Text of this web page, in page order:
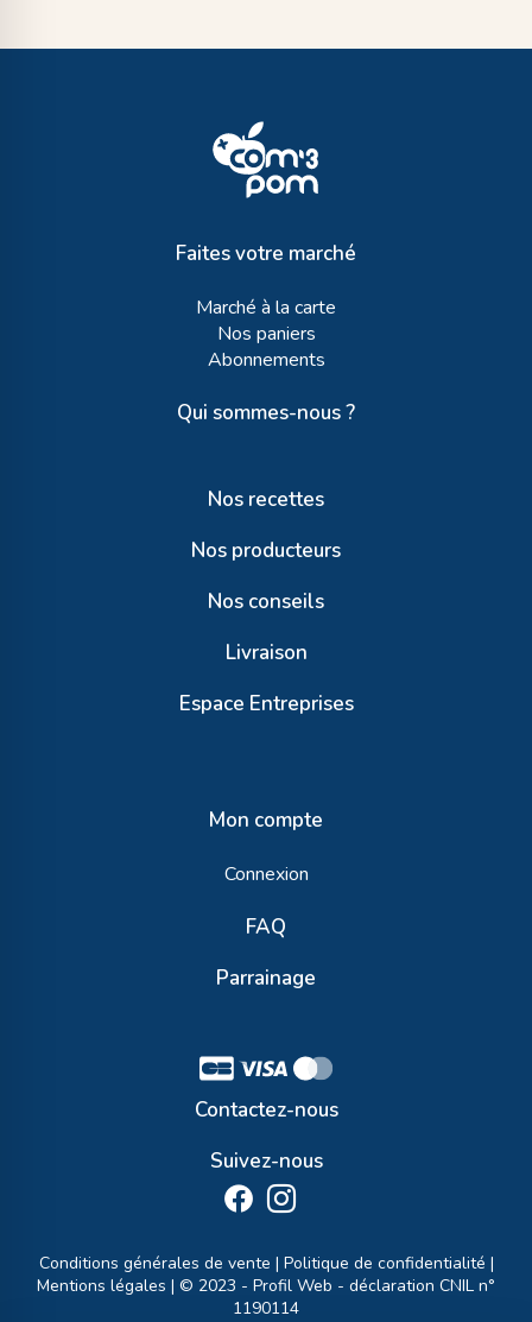
Faites votre marché
Marché à la carte
Nos paniers
Abonnements
Qui sommes-nous ?
Nos recettes
Nos producteurs
Nos conseils
Livraison
Espace Entreprises
Mon compte
Connexion
FAQ
Parrainage
Contactez-nous
Suivez-nous
Conditions générales de vente | Politique de confidentialité |
Mentions légales | © 2023 - Profil Web - déclaration CNIL n°
1190114